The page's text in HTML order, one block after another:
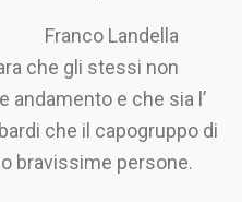
Franco Landella
che gli stessi non
andamento e che sia l’
che il capogruppo di
bravissime persone.